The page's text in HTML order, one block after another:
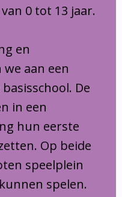
0 tot 13 jaar.
en
aan een
De
in een
hun eerste
Op beide
speelplein
spelen.